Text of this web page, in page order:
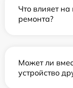
Что влияет
ремонта?
Может ли
устройство